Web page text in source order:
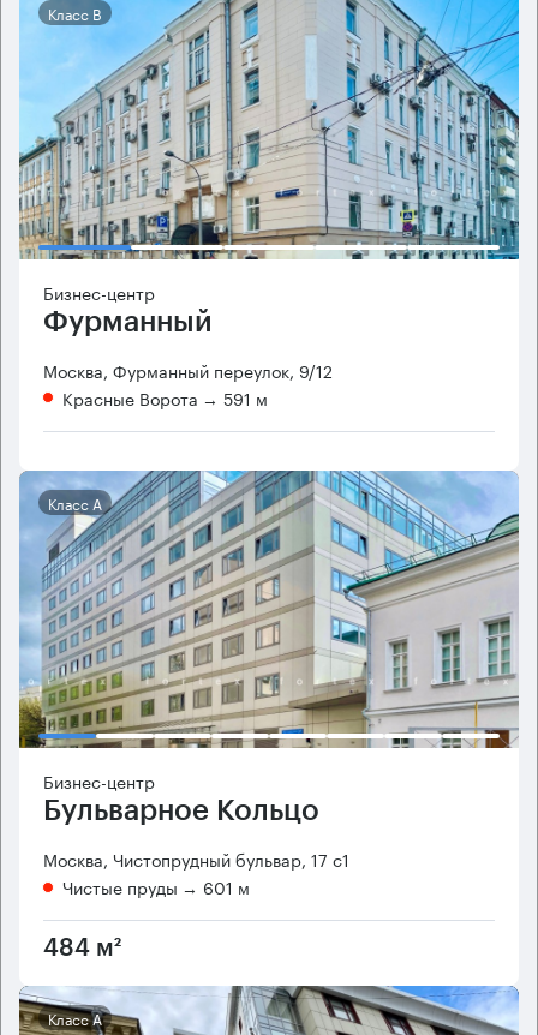
Класс B
Бизнес-центр
Фурманный
Москва, Фурманный переулок, 9/12
Красные Ворота → 591 м
Класс А
Бизнес-центр
Бульварное Кольцо
Москва, Чистопрудный бульвар, 17 с1
Чистые пруды → 601 м
484 м²
Класс А